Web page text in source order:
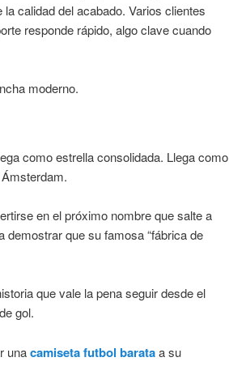
calidad del acabado. Varios clientes
responde rápido, algo clave cuando
moderno.
como estrella consolidada. Llega como
en el próximo nombre que salte a
demostrar que su famosa “fábrica de
que vale la pena seguir desde el
gol.
unacamiseta futbol barataa su